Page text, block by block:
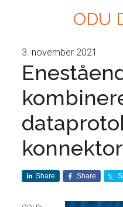
ODU
3. november 2021
konnektor
Share Share